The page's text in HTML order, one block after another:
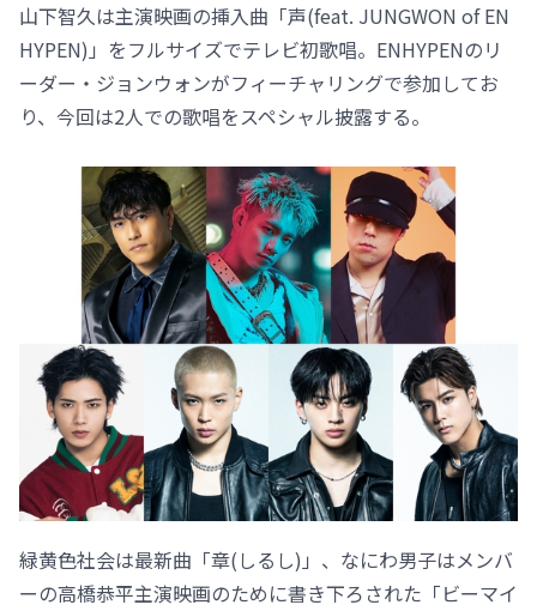
山下智久は主演映画の挿入曲「声(feat. JUNGWON of EN
HYPEN)」をフルサイズでテレビ初歌唱。ENHYPENのリ
ーダー・ジョンウォンがフィーチャリングで参加してお
り、今回は2人での歌唱をスペシャル披露する。
緑黄色社会は最新曲「章(しるし)」、なにわ男子はメンバ
ーの高橋恭平主演映画のために書き下ろされた「ビーマイ